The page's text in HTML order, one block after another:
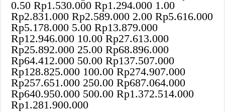
0.50 Rp1.530.000 Rp1.294.000 1.00
Rp2.831.000 Rp2.589.000 2.00 Rp5.616.000
Rp5.178.000 5.00 Rp13.879.000
Rp12.946.000 10.00 Rp27.613.000
Rp25.892.000 25.00 Rp68.896.000
Rp64.412.000 50.00 Rp137.507.000
Rp128.825.000 100.00 Rp274.907.000
Rp257.651.000 250.00 Rp687.064.000
Rp640.950.000 500.00 Rp1.372.514.000
Rp1.281.900.000